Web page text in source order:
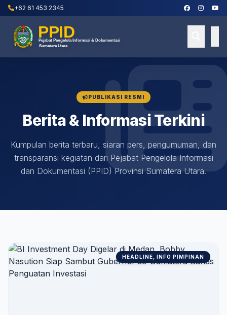
+62 61 453 2345
PUBLIKASI RESMI
Berita & Informasi Terkini
Kumpulan berita terbaru, siaran pers, pengumuman, dan
transparansi kegiatan dari Pejabat Pengelola Informasi
dan Dokumentasi (PPID) Provinsi Sumatera Utara.
HEADLINE, INFO PIMPINAN